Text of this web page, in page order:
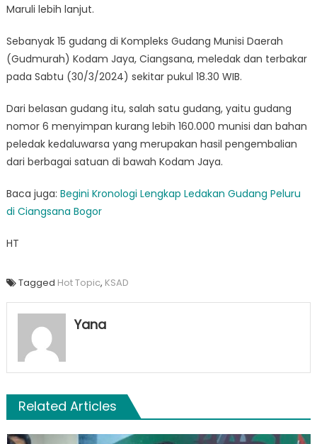
Maruli lebih lanjut.
Sebanyak 15 gudang di Kompleks Gudang Munisi Daerah
(Gudmurah) Kodam Jaya, Ciangsana, meledak dan terbakar
pada Sabtu (30/3/2024) sekitar pukul 18.30 WIB.
Dari belasan gudang itu, salah satu gudang, yaitu gudang
nomor 6 menyimpan kurang lebih 160.000 munisi dan bahan
peledak kedaluwarsa yang merupakan hasil pengembalian
dari berbagai satuan di bawah Kodam Jaya.
Baca juga: Begini Kronologi Lengkap Ledakan Gudang Peluru
di Ciangsana Bogor
HT
Tagged Hot Topic, KSAD
Yana
Related Articles